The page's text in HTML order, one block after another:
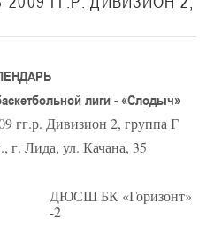
лиги - «Слодыч»
гг.р. Дивизион 2, группа Г
г. Лида, ул. Качана, 35
ДЮСШ БК «Горизонт»
-2